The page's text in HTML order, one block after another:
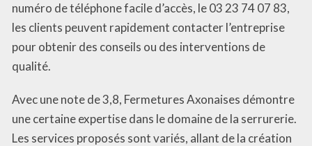
numéro de téléphone facile d’accès, le 03 23 74 07 83,
les clients peuvent rapidement contacter l’entreprise
pour obtenir des conseils ou des interventions de
qualité.
Avec une note de 3,8, Fermetures Axonaises démontre
une certaine expertise dans le domaine de la serrurerie.
Les services proposés sont variés, allant de la création